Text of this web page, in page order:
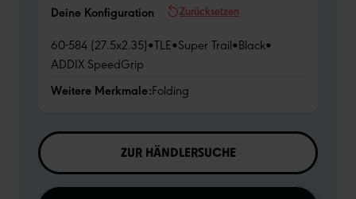
Deine Konfiguration Zurücksetzen
60-584 (27.5x2.35)•TLE•Super Trail•Black•
ADDIX SpeedGrip
Weitere Merkmale:Folding
ZUR HÄNDLERSUCHE